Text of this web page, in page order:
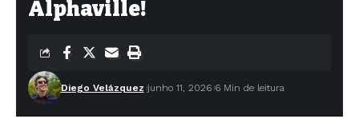
Alphaville!
Diego Velázquez junho 11, 2026 6 Min de leitura